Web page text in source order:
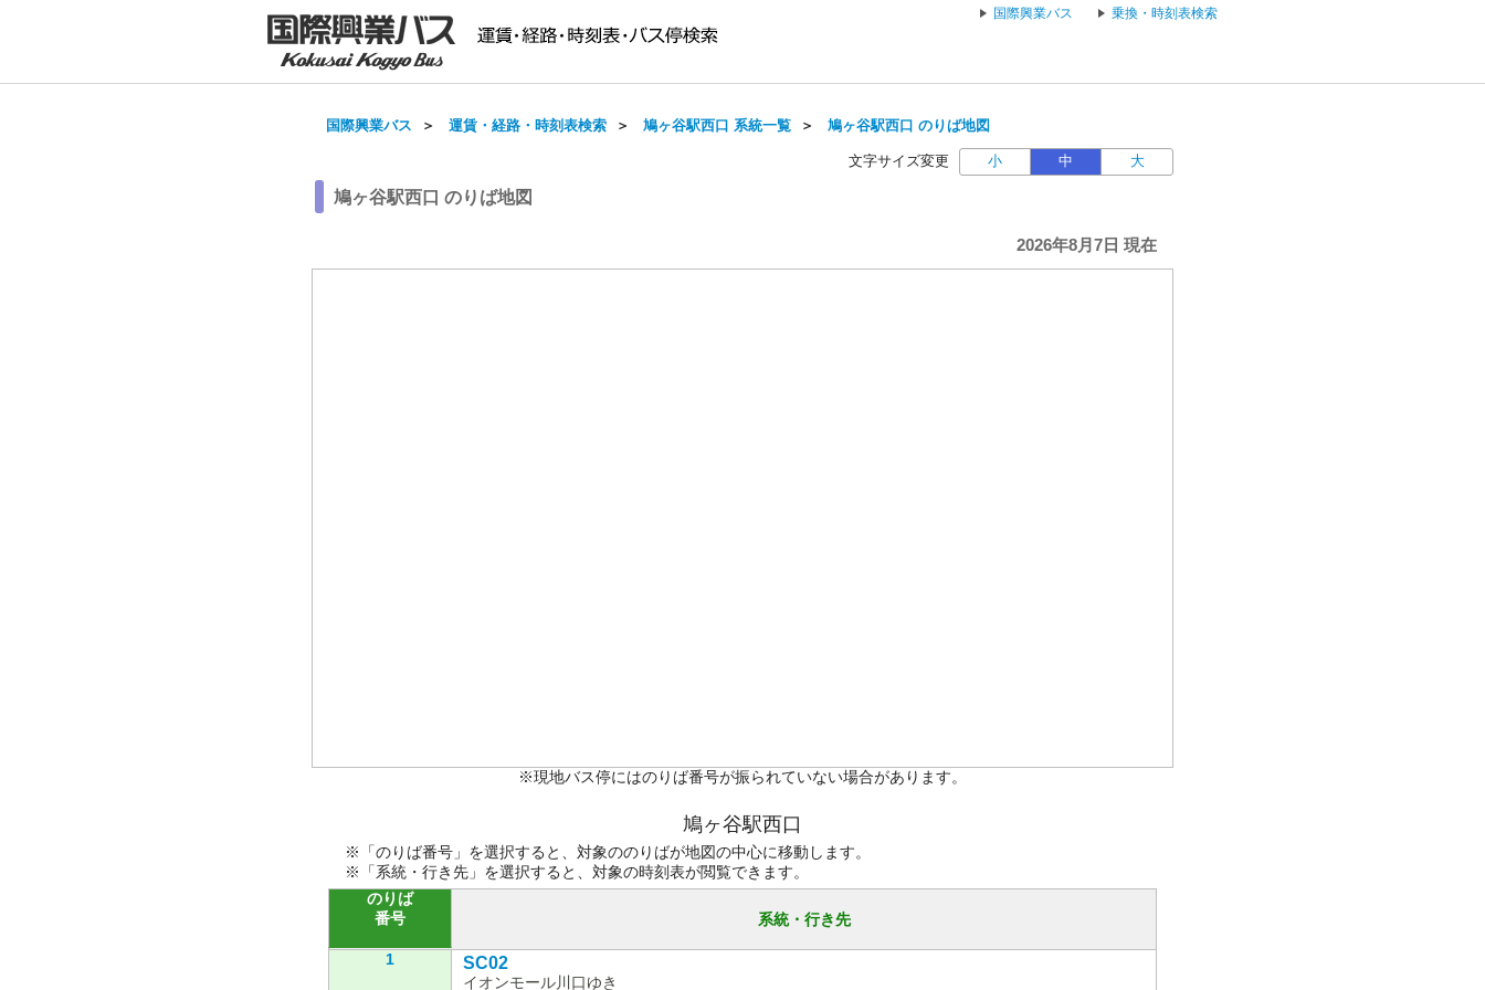
国際興業バス 乗換・時刻表検索
国際興業バス ＞ 運賃・経路・時刻表検索 ＞ 鳩ヶ谷駅西口 系統一覧 ＞ 鳩ヶ谷駅西口 のりば地図
文字サイズ変更 小 中 大
鳩ヶ谷駅西口 のりば地図
2026年8月7日 現在
※現地バス停にはのりば番号が振られていない場合があります。
鳩ヶ谷駅西口
※「のりば番号」を選択すると、対象ののりばが地図の中心に移動します。
※「系統・行き先」を選択すると、対象の時刻表が閲覧できます。
のりば
番号
系統・行き先
1 SC02
イオンモール川口ゆき